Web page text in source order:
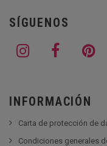
SÍGUENOS
INFORMACIÓN
Carta de protección de
Condiciones generales